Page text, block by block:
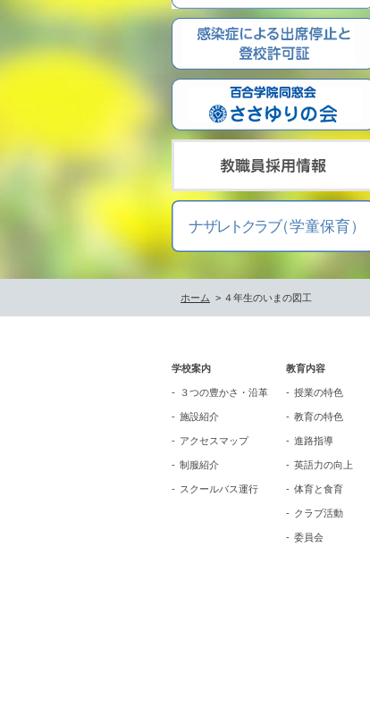
ホーム > ４年生のいまの図工
学校案内
３つの豊かさ・沿革
施設紹介
アクセスマップ
制服紹介
スクールバス運行
教育内容
授業の特色
教育の特色
進路指導
英語力の向上
体育と食育
クラブ活動
委員会